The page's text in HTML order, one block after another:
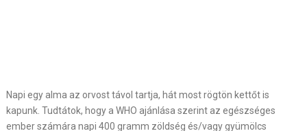
Napi egy alma az orvost távol tartja, hát most rögtön kettőt is
kapunk. Tudtátok, hogy a WHO ajánlása szerint az egészséges
ember számára napi 400 gramm zöldség és/vagy gyümölcs